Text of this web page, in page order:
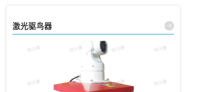
激光驱鸟器